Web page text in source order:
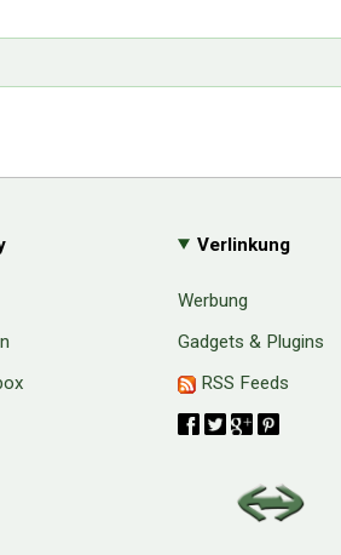
Verlinkung
Werbung
Gadgets & Plugins
RSS Feeds